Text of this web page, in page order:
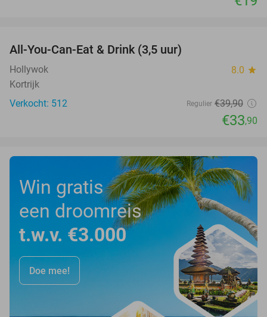
All-You-Can-Eat & Drink (3,5 uur)
Hollywok 8.0 star
Kortrijk
Verkocht: 512
Regulier €39,90
€33,90
Win gratis
een droomreis
t.w.v. €3.000
Doe mee!